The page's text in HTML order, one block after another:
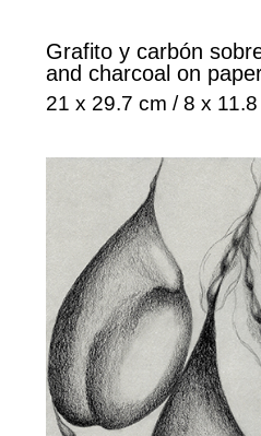
Grafito y carbón
and charcoal on
21 x 29.7 cm / 8 x 11.8